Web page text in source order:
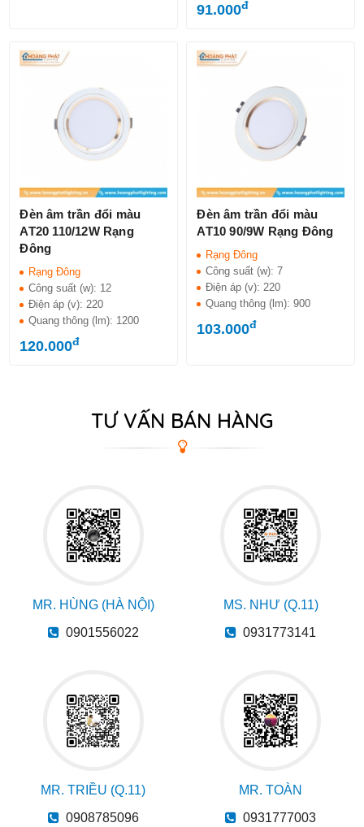
91.000đ
Đèn âm trần đổi màu
AT20 110/12W Rạng
Đông
Rạng Đông
Công suất (w): 12
Điện áp (v): 220
Quang thông (lm): 1200
120.000đ
Đèn âm trần đổi màu
AT10 90/9W Rạng Đông
Rạng Đông
Công suất (w):7
Điện áp (v): 220
Quang thông (lm):900
103.000đ
TƯ VẤN BÁN HÀNG
MR. HÙNG (HÀ NỘI)
0901556022
MS. NHƯ (Q.11)
0931773141
MR. TRIỀU (Q.11)
0908785096
MR. TOÀN
0931777003